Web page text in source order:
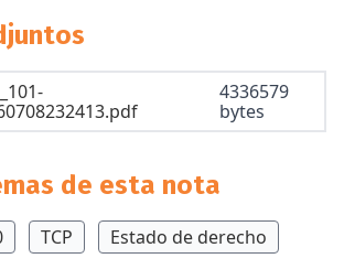
4336579
bytes
de esta nota
TCP Estado de derecho